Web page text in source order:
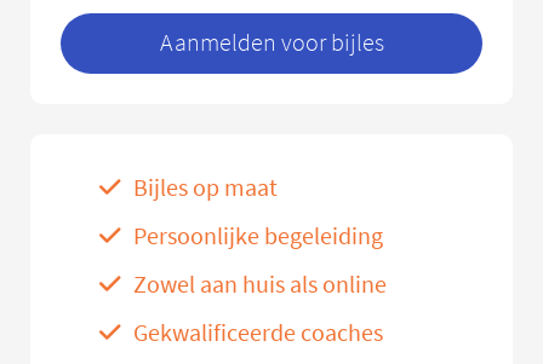
Aanmelden voor bijles
Bijles op maat
Persoonlijke begeleiding
Zowel aan huis als online
Gekwalificeerde coaches